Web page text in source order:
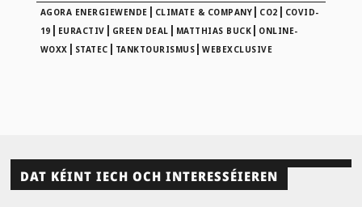
AGORA ENERGIEWENDE | CLIMATE & COMPANY | CO2 | COVID-
19 | EURACTIV | GREEN DEAL | MATTHIAS BUCK | ONLINE-
WOXX | STATEC | TANKTOURISMUS |WEBEXCLUSIVE
DAT KÉINT IECH OCH INTERESSÉIEREN